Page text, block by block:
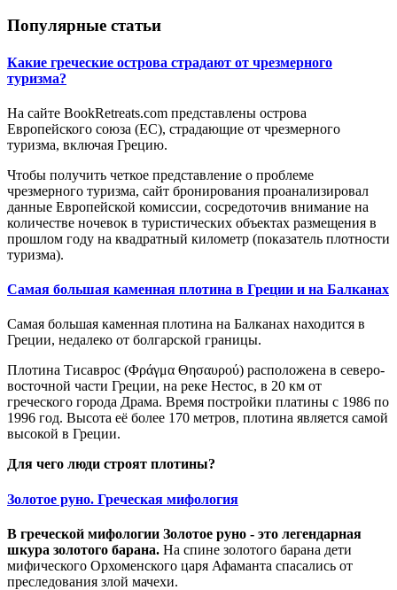
Популярные статьи
Какие греческие острова страдают от чрезмерного
туризма?
На сайте BookRetreats.com представлены острова
Европейского союза (ЕС), страдающие от чрезмерного
туризма, включая Грецию.
Чтобы получить четкое представление о проблеме
чрезмерного туризма, сайт бронирования проанализировал
данные Европейской комиссии, сосредоточив внимание на
количестве ночевок в туристических объектах размещения в
прошлом году на квадратный километр (показатель плотности
туризма).
Самая большая каменная плотина в Греции и на Балканах
Самая большая каменная плотина на Балканах находится в
Греции, недалеко от болгарской границы.
Плотина Тисаврос (Φράγμα Θησαυρού) расположена в северо-
восточной части Греции, на реке Нестос, в 20 км от
греческого города Драма. Время постройки платины с 1986 по
1996 год. Высота её более 170 метров, плотина является самой
высокой в ​​Греции.
Для чего люди строят плотины?
Золотое руно. Греческая мифология
В греческой мифологии Золотое руно - это легендарная
шкура золотого барана. На спине золотого барана дети
мифического Орхоменского царя Афаманта спасались от
преследования злой мачехи.